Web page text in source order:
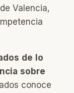
Valencia,
de lo
sobre
conoce